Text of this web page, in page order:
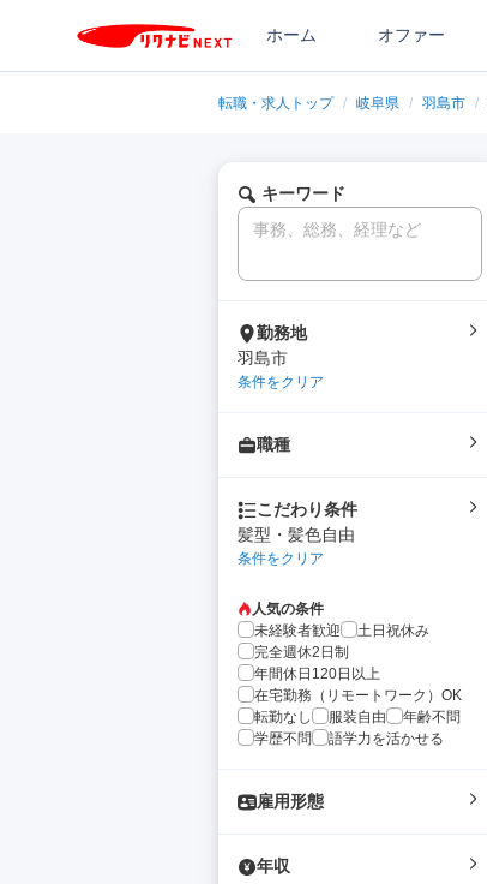
ホーム オファー
転職・求人トップ / 岐阜県 / 羽島市 /
キーワード
勤務地
羽島市
条件をクリア
職種
こだわり条件
髪型・髪色自由
条件をクリア
人気の条件
未経験者歓迎
土日祝休み
完全週休2日制
年間休日120日以上
在宅勤務（リモートワーク）OK
転勤なし
服装自由
年齢不問
学歴不問
語学力を活かせる
雇用形態
年収